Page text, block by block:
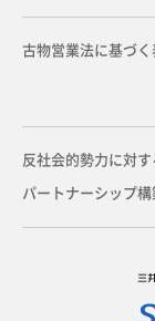
古物営業法に基づく
反社会的勢力に対
パートナーシップ構